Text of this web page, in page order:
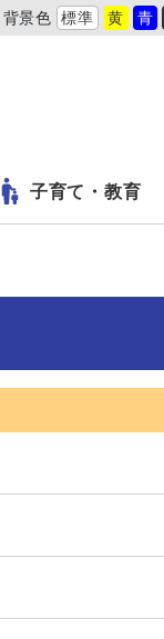
背景色 標準 黄 青
子育て・教育